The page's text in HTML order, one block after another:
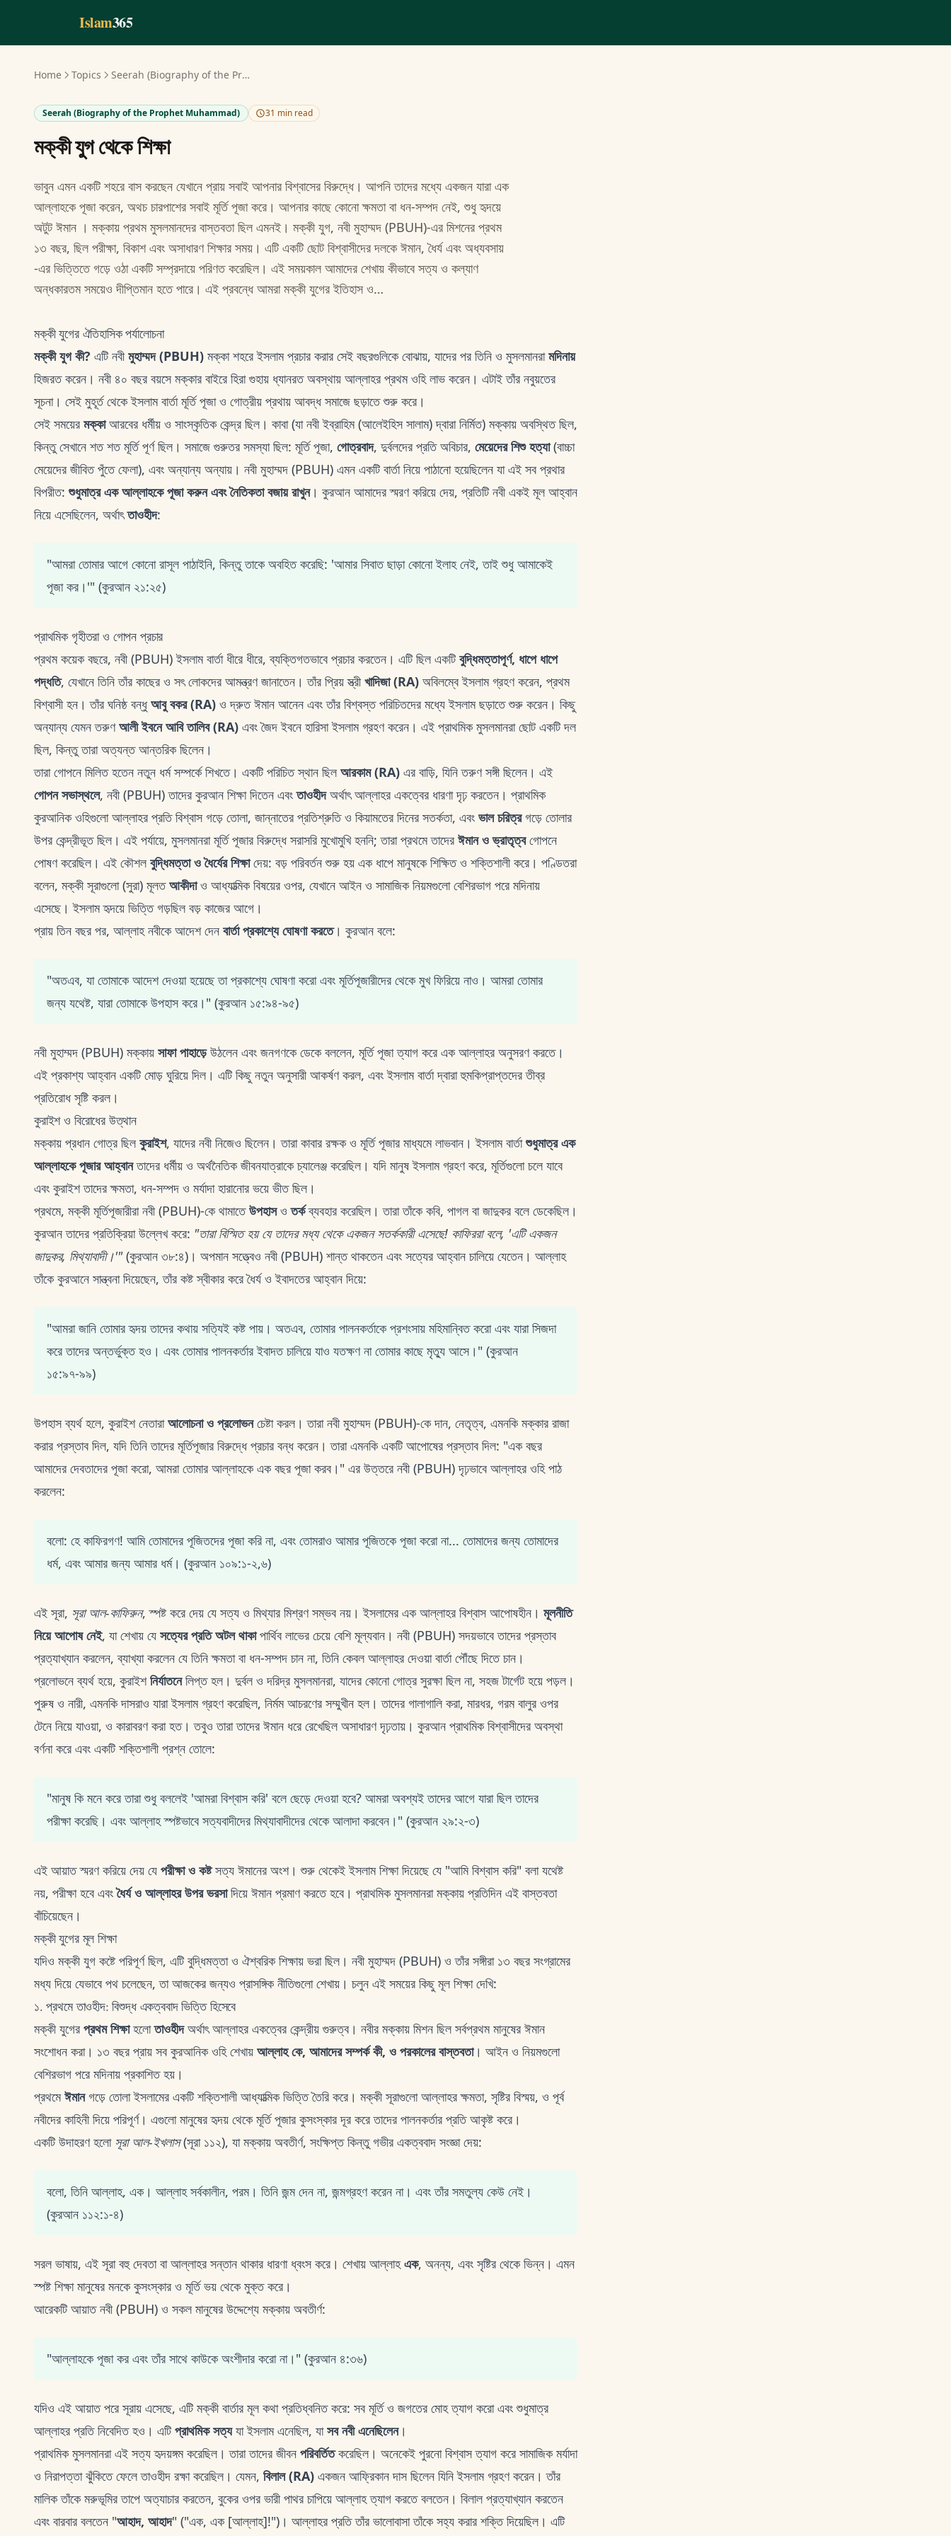
Islam365
Home Topics Seerah (Biography of the Prophet Muhammad)
Seerah (Biography of the Prophet Muhammad) 31 min read
মক্কী যুগ থেকে শিক্ষা
ভাবুন এমন একটি শহরে বাস করছেন যেখানে প্রায় সবাই আপনার বিশ্বাসের বিরুদ্ধে। আপনি তাদের মধ্যে একজন যারা এক
আল্লাহকে পূজা করেন, অথচ চারপাশের সবাই মূর্তি পূজা করে। আপনার কাছে কোনো ক্ষমতা বা ধন-সম্পদ নেই, শুধু হৃদয়ে
অটুট ঈমান । মক্কায় প্রথম মুসলমানদের বাস্তবতা ছিল এমনই। মক্কী যুগ, নবী মুহাম্মদ (PBUH)-এর মিশনের প্রথম
১৩ বছর, ছিল পরীক্ষা, বিকাশ এবং অসাধারণ শিক্ষার সময়। এটি একটি ছোট বিশ্বাসীদের দলকে ঈমান, ধৈর্য এবং অধ্যবসায়
-এর ভিত্তিতে গড়ে ওঠা একটি সম্প্রদায়ে পরিণত করেছিল। এই সময়কাল আমাদের শেখায় কীভাবে সত্য ও কল্যাণ
অন্ধকারতম সময়েও দীপ্তিমান হতে পারে। এই প্রবন্ধে আমরা মক্কী যুগের ইতিহাস ও…
মক্কী যুগের ঐতিহাসিক পর্যালোচনা
মক্কী যুগ কী? এটি নবীমুহাম্মদ (PBUH) মক্কা শহরে ইসলাম প্রচার করার সেই বছরগুলিকে বোঝায়, যাদের পর তিনি ও মুসলমানরামদিনায়
হিজরত করেন। নবী ৪০ বছর বয়সে মক্কার বাইরে হিরা গুহায় ধ্যানরত অবস্থায় আল্লাহর প্রথম ওহি লাভ করেন। এটাই তাঁর নবুয়তের
সূচনা। সেই মুহূর্ত থেকে ইসলাম বার্তা মূর্তি পূজা ও গোত্রীয় প্রথায় আবদ্ধ সমাজে ছড়াতে শুরু করে।
সেই সময়ের মক্কাআরবের ধর্মীয় ও সাংস্কৃতিক কেন্দ্র ছিল। কাবা (যা নবী ইব্রাহিম (আলেইহিস সালাম) দ্বারা নির্মিত) মক্কায় অবস্থিত ছিল,
কিন্তু সেখানে শত শত মূর্তি পূর্ণ ছিল। সমাজে গুরুতর সমস্যা ছিল: মূর্তি পূজা, গোত্রবাদ, দুর্বলদের প্রতি অবিচার, মেয়েদের শিশু হত্যা(বাচ্চা
মেয়েদের জীবিত পুঁতে ফেলা), এবং অন্যান্য অন্যায়। নবী মুহাম্মদ (PBUH) এমন একটি বার্তা নিয়ে পাঠানো হয়েছিলেন যা এই সব প্রথার
বিপরীত:শুধুমাত্র এক আল্লাহকে পূজা করুন এবং নৈতিকতা বজায় রাখুন। কুরআন আমাদের স্মরণ করিয়ে দেয়, প্রতিটি নবী একই মূল আহ্বান
নিয়ে এসেছিলেন, অর্থাৎতাওহীদ:
"আমরা তোমার আগে কোনো রাসূল পাঠাইনি, কিন্তু তাকে অবহিত করেছি: 'আমার সিবাত ছাড়া কোনো ইলাহ নেই, তাই শুধু আমাকেই
পূজা কর।'" (কুরআন ২১:২৫)
প্রাথমিক গৃহীতরা ও গোপন প্রচার
প্রথম কয়েক বছরে, নবী (PBUH) ইসলাম বার্তা ধীরে ধীরে, ব্যক্তিগতভাবে প্রচার করতেন। এটি ছিল একটিবুদ্ধিমত্তাপূর্ণ, ধাপে ধাপে
পদ্ধতি, যেখানে তিনি তাঁর কাছের ও সৎ লোকদের আমন্ত্রণ জানাতেন। তাঁর প্রিয় স্ত্রীখাদিজা (RA) অবিলম্বে ইসলাম গ্রহণ করেন, প্রথম
বিশ্বাসী হন। তাঁর ঘনিষ্ঠ বন্ধুআবু বকর (RA) ও দ্রুত ঈমান আনেন এবং তাঁর বিশ্বস্ত পরিচিতদের মধ্যে ইসলাম ছড়াতে শুরু করেন। কিছু
অন্যান্য যেমন তরুণআলী ইবনে আবি তালিব (RA) এবং জৈদ ইবনে হারিসা ইসলাম গ্রহণ করেন। এই প্রাথমিক মুসলমানরা ছোট একটি দল
ছিল, কিন্তু তারা অত্যন্ত আন্তরিক ছিলেন।
তারা গোপনে মিলিত হতেন নতুন ধর্ম সম্পর্কে শিখতে। একটি পরিচিত স্থান ছিলআরকাম (RA) এর বাড়ি, যিনি তরুণ সঙ্গী ছিলেন। এই
গোপন সভাস্থলে, নবী (PBUH) তাদের কুরআন শিক্ষা দিতেন এবংতাওহীদঅর্থাৎ আল্লাহর একত্বের ধারণা দৃঢ় করতেন। প্রাথমিক
কুরআনিক ওহিগুলো আল্লাহর প্রতি বিশ্বাস গড়ে তোলা, জান্নাতের প্রতিশ্রুতি ও কিয়ামতের দিনের সতর্কতা, এবং ভাল চরিত্রগড়ে তোলার
উপর কেন্দ্রীভূত ছিল। এই পর্যায়ে, মুসলমানরা মূর্তি পূজার বিরুদ্ধে সরাসরি মুখোমুখি হননি; তারা প্রথমে তাদের ঈমান ও ভ্রাতৃত্বগোপনে
পোষণ করেছিল। এই কৌশলবুদ্ধিমত্তা ও ধৈর্যের শিক্ষাদেয়: বড় পরিবর্তন শুরু হয় এক ধাপে মানুষকে শিক্ষিত ও শক্তিশালী করে। পণ্ডিতরা
বলেন, মক্কী সূরাগুলো (সুরা) মূলতআকীদাও আধ্যাত্মিক বিষয়ের ওপর, যেখানে আইন ও সামাজিক নিয়মগুলো বেশিরভাগ পরে মদিনায়
এসেছে। ইসলাম হৃদয়ে ভিত্তি গড়ছিল বড় কাজের আগে।
প্রায় তিন বছর পর, আল্লাহ নবীকে আদেশ দেন বার্তা প্রকাশ্যে ঘোষণা করতে। কুরআন বলে:
"অতএব, যা তোমাকে আদেশ দেওয়া হয়েছে তা প্রকাশ্যে ঘোষণা করো এবং মূর্তিপূজারীদের থেকে মুখ ফিরিয়ে নাও। আমরা তোমার
জন্য যথেষ্ট, যারা তোমাকে উপহাস করে।" (কুরআন ১৫:৯৪-৯৫)
নবী মুহাম্মদ (PBUH) মক্কায় সাফা পাহাড়েউঠলেন এবং জনগণকে ডেকে বললেন, মূর্তি পূজা ত্যাগ করে এক আল্লাহর অনুসরণ করতে।
এই প্রকাশ্য আহ্বান একটি মোড় ঘুরিয়ে দিল। এটি কিছু নতুন অনুসারী আকর্ষণ করল, এবং ইসলাম বার্তা দ্বারা হুমকিপ্রাপ্তদের তীব্র
প্রতিরোধ সৃষ্টি করল।
কুরাইশ ও বিরোধের উত্থান
মক্কায় প্রধান গোত্র ছিলকুরাইশ, যাদের নবী নিজেও ছিলেন। তারা কাবার রক্ষক ও মূর্তি পূজার মাধ্যমে লাভবান। ইসলাম বার্তাশুধুমাত্র এক
আল্লাহকে পূজার আহ্বানতাদের ধর্মীয় ও অর্থনৈতিক জীবনযাত্রাকে চ্যালেঞ্জ করেছিল। যদি মানুষ ইসলাম গ্রহণ করে, মূর্তিগুলো চলে যাবে
এবং কুরাইশ তাদের ক্ষমতা, ধন-সম্পদ ও মর্যাদা হারানোর ভয়ে ভীত ছিল।
প্রথমে, মক্কী মূর্তিপূজারীরা নবী (PBUH)-কে থামাতেউপহাসওতর্কব্যবহার করেছিল। তারা তাঁকে কবি, পাগল বা জাদুকর বলে ডেকেছিল।
কুরআন তাদের প্রতিক্রিয়া উল্লেখ করে: "তারা বিস্মিত হয় যে তাদের মধ্য থেকে একজন সতর্ককারী এসেছে! কাফিররা বলে, 'এটি একজন
জাদুকর, মিথ্যাবাদী।'"(কুরআন ৩৮:৪)। অপমান সত্ত্বেও নবী (PBUH) শান্ত থাকতেন এবং সত্যের আহ্বান চালিয়ে যেতেন। আল্লাহ
তাঁকে কুরআনে সান্ত্বনা দিয়েছেন, তাঁর কষ্ট স্বীকার করে ধৈর্য ও ইবাদতের আহ্বান দিয়ে:
"আমরা জানি তোমার হৃদয় তাদের কথায় সত্যিই কষ্ট পায়। অতএব, তোমার পালনকর্তাকে প্রশংসায় মহিমান্বিত করো এবং যারা সিজদা
করে তাদের অন্তর্ভুক্ত হও। এবং তোমার পালনকর্তার ইবাদত চালিয়ে যাও যতক্ষণ না তোমার কাছে মৃত্যু আসে।" (কুরআন
১৫:৯৭-৯৯)
উপহাস ব্যর্থ হলে, কুরাইশ নেতারাআলোচনা ও প্রলোভনচেষ্টা করল। তারা নবী মুহাম্মদ (PBUH)-কে দান, নেতৃত্ব, এমনকি মক্কার রাজা
করার প্রস্তাব দিল, যদি তিনি তাদের মূর্তিপূজার বিরুদ্ধে প্রচার বন্ধ করেন। তারা এমনকি একটি আপোষের প্রস্তাব দিল: "এক বছর
আমাদের দেবতাদের পূজা করো, আমরা তোমার আল্লাহকে এক বছর পূজা করব।" এর উত্তরে নবী (PBUH) দৃঢ়ভাবে আল্লাহর ওহি পাঠ
করলেন:
বলো: হে কাফিরগণ! আমি তোমাদের পূজিতদের পূজা করি না, এবং তোমরাও আমার পূজিতকে পূজা করো না... তোমাদের জন্য তোমাদের
ধর্ম, এবং আমার জন্য আমার ধর্ম। (কুরআন ১০৯:১-২,৬)
এই সূরা, সূরা আল-কাফিরুন, স্পষ্ট করে দেয় যে সত্য ও মিথ্যার মিশ্রণ সম্ভব নয়। ইসলামের এক আল্লাহর বিশ্বাস আপোষহীন। মূলনীতি
নিয়ে আপোষ নেই, যা শেখায় যে সত্যের প্রতি অটল থাকাপার্থিব লাভের চেয়ে বেশি মূল্যবান। নবী (PBUH) সদয়ভাবে তাদের প্রস্তাব
প্রত্যাখ্যান করলেন, ব্যাখ্যা করলেন যে তিনি ক্ষমতা বা ধন-সম্পদ চান না, তিনি কেবল আল্লাহর দেওয়া বার্তা পৌঁছে দিতে চান।
প্রলোভনে ব্যর্থ হয়ে, কুরাইশনির্যাতনেলিপ্ত হল। দুর্বল ও দরিদ্র মুসলমানরা, যাদের কোনো গোত্র সুরক্ষা ছিল না, সহজ টার্গেট হয়ে পড়ল।
পুরুষ ও নারী, এমনকি দাসরাও যারা ইসলাম গ্রহণ করেছিল, নির্মম আচরণের সম্মুখীন হল। তাদের গালাগালি করা, মারধর, গরম বালুর ওপর
টেনে নিয়ে যাওয়া, ও কারাবরণ করা হত। তবুও তারা তাদের ঈমান ধরে রেখেছিল অসাধারণ দৃঢ়তায়। কুরআন প্রাথমিক বিশ্বাসীদের অবস্থা
বর্ণনা করে এবং একটি শক্তিশালী প্রশ্ন তোলে:
"মানুষ কি মনে করে তারা শুধু বললেই 'আমরা বিশ্বাস করি' বলে ছেড়ে দেওয়া হবে? আমরা অবশ্যই তাদের আগে যারা ছিল তাদের
পরীক্ষা করেছি। এবং আল্লাহ স্পষ্টভাবে সত্যবাদীদের মিথ্যাবাদীদের থেকে আলাদা করবেন।" (কুরআন ২৯:২-৩)
এই আয়াত স্মরণ করিয়ে দেয় যে পরীক্ষা ও কষ্টসত্য ঈমানের অংশ। শুরু থেকেই ইসলাম শিক্ষা দিয়েছে যে "আমি বিশ্বাস করি" বলা যথেষ্ট
নয়, পরীক্ষা হবে এবংধৈর্য ও আল্লাহর উপর ভরসাদিয়ে ঈমান প্রমাণ করতে হবে। প্রাথমিক মুসলমানরা মক্কায় প্রতিদিন এই বাস্তবতা
বাঁচিয়েছেন।
মক্কী যুগের মূল শিক্ষা
যদিও মক্কী যুগ কষ্টে পরিপূর্ণ ছিল, এটি বুদ্ধিমত্তা ও ঐশ্বরিক শিক্ষায় ভরা ছিল। নবী মুহাম্মদ (PBUH) ও তাঁর সঙ্গীরা ১৩ বছর সংগ্রামের
মধ্য দিয়ে যেভাবে পথ চলেছেন, তা আজকের জন্যও প্রাসঙ্গিক নীতিগুলো শেখায়। চলুন এই সময়ের কিছু মূল শিক্ষা দেখি:
১. প্রথমে তাওহীদ: বিশুদ্ধ একত্ববাদ ভিত্তি হিসেবে
মক্কী যুগের প্রথম শিক্ষাহলোতাওহীদঅর্থাৎ আল্লাহর একত্বের কেন্দ্রীয় গুরুত্ব। নবীর মক্কায় মিশন ছিল সর্বপ্রথম মানুষের ঈমান
সংশোধন করা। ১৩ বছর প্রায় সব কুরআনিক ওহি শেখায় আল্লাহ কে, আমাদের সম্পর্ক কী, ও পরকালের বাস্তবতা। আইন ও নিয়মগুলো
বেশিরভাগ পরে মদিনায় প্রকাশিত হয়।
প্রথমেঈমানগড়ে তোলা ইসলামের একটি শক্তিশালী আধ্যাত্মিক ভিত্তি তৈরি করে। মক্কী সূরাগুলো আল্লাহর ক্ষমতা, সৃষ্টির বিস্ময়, ও পূর্ব
নবীদের কাহিনী দিয়ে পরিপূর্ণ। এগুলো মানুষের হৃদয় থেকে মূর্তি পূজার কুসংস্কার দূর করে তাদের পালনকর্তার প্রতি আকৃষ্ট করে।
একটি উদাহরণ হলো সূরা আল-ইখলাস(সূরা ১১২), যা মক্কায় অবতীর্ণ, সংক্ষিপ্ত কিন্তু গভীর একত্ববাদ সংজ্ঞা দেয়:
বলো, তিনি আল্লাহ, এক। আল্লাহ সর্বকালীন, পরম। তিনি জন্ম দেন না, জন্মগ্রহণ করেন না। এবং তাঁর সমতুল্য কেউ নেই।
(কুরআন ১১২:১-৪)
সরল ভাষায়, এই সূরা বহু দেবতা বা আল্লাহর সন্তান থাকার ধারণা ধ্বংস করে। শেখায় আল্লাহএক, অনন্য, এবং সৃষ্টির থেকে ভিন্ন। এমন
স্পষ্ট শিক্ষা মানুষের মনকে কুসংস্কার ও মূর্তি ভয় থেকে মুক্ত করে।
আরেকটি আয়াত নবী (PBUH) ও সকল মানুষের উদ্দেশ্যে মক্কায় অবতীর্ণ:
"আল্লাহকে পূজা কর এবং তাঁর সাথে কাউকে অংশীদার করো না।" (কুরআন ৪:৩৬)
যদিও এই আয়াত পরে সূরায় এসেছে, এটি মক্কী বার্তার মূল কথা প্রতিধ্বনিত করে: সব মূর্তি ও জগতের মোহ ত্যাগ করো এবং শুধুমাত্র
আল্লাহর প্রতি নিবেদিত হও। এটিপ্রাথমিক সত্যযা ইসলাম এনেছিল, যাসব নবী এনেছিলেন।
প্রাথমিক মুসলমানরা এই সত্য হৃদয়ঙ্গম করেছিল। তারা তাদের জীবন পরিবর্তিতকরেছিল। অনেকেই পুরনো বিশ্বাস ত্যাগ করে সামাজিক মর্যাদা
ও নিরাপত্তা ঝুঁকিতে ফেলে তাওহীদ রক্ষা করেছিল। যেমন, বিলাল (RA) একজন আফ্রিকান দাস ছিলেন যিনি ইসলাম গ্রহণ করেন। তাঁর
মালিক তাঁকে মরুভূমির তাপে অত্যাচার করতেন, বুকের ওপর ভারী পাথর চাপিয়ে আল্লাহ ত্যাগ করতে বলতেন। বিলাল প্রত্যাখ্যান করতেন
এবং বারবার বলতেন "আহাদ, আহাদ" ("এক, এক [আল্লাহ]!")। আল্লাহর প্রতি তাঁর ভালোবাসা তাঁকে সহ্য করার শক্তি দিয়েছিল। এটি